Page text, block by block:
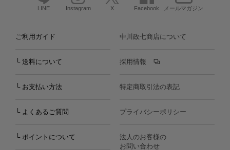
LINE Instagram X Facebook メールマガジン
ご利用ガイド
└ 送料について
└ お支払い方法
└ よくあるご質問
└ ポイントについて
中川政七商店について
採用情報
特定商取引法の表記
プライバシーポリシー
法人のお客様の
お問い合わせ